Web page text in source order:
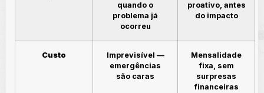
quando o
problema já
ocorreu
proativo, antes
do impacto
Custo
Imprevisível —
emergências
são caras
Mensalidade
fixa, sem
surpresas
financeiras